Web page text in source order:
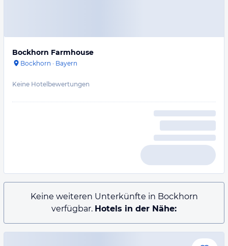
Bockhorn Farmhouse
Bockhorn · Bayern
Keine Hotelbewertungen
Keine weiteren Unterkünfte in Bockhorn
verfügbar. Hotels in der Nähe: